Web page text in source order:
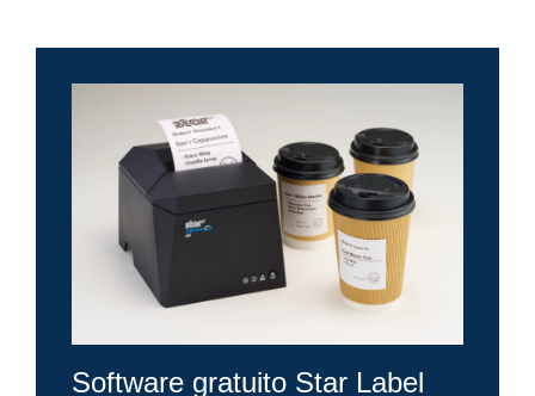
Software gratuito Star Label